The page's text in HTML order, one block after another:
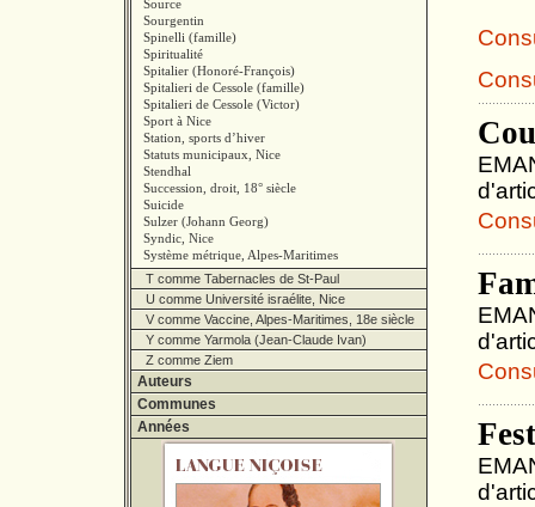
Source
Sourgentin
Spinelli (famille)
Spiritualité
Spitalier (Honoré-François)
Spitalieri de Cessole (famille)
Spitalieri de Cessole (Victor)
Sport à Nice
Station, sports d’hiver
Statuts municipaux, Nice
Stendhal
Succession, droit, 18° siècle
Suicide
Sulzer (Johann Georg)
Syndic, Nice
Système métrique, Alpes-Maritimes
T comme Tabernacles de St-Paul
U comme Université israélite, Nice
V comme Vaccine, Alpes-Maritimes, 18e siècle
Y comme Yarmola (Jean-Claude Ivan)
Z comme Ziem
Auteurs
Communes
Années